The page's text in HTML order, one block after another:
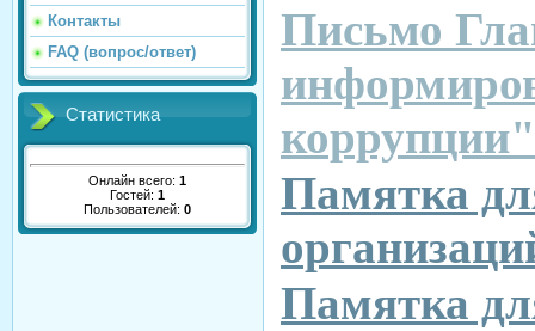
Контакты
FAQ (вопрос/ответ)
Статистика
Онлайн всего: 1
Гостей: 1
Пользователей: 0
Письмо
коррупции"
Памятка
Памятка